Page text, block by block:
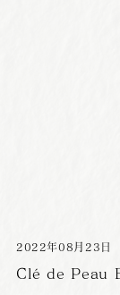
2022年08 月 23 日
Clé de Peau